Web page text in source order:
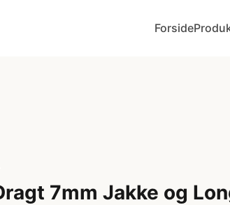
Forside
7mm Jakke og